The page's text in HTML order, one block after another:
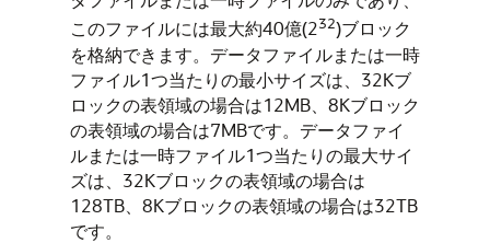
このファイルには最大約40億(232)ブロック
を格納できます。データファイルまたは一時
ファイル1つ当たりの最小サイズは、32Kブ
ロックの表領域の場合は12MB、8Kブロック
の表領域の場合は7MBです。データファイ
ルまたは一時ファイル1つ当たりの最大サイ
ズは、32Kブロックの表領域の場合は
128TB、8Kブロックの表領域の場合は32TB
です。